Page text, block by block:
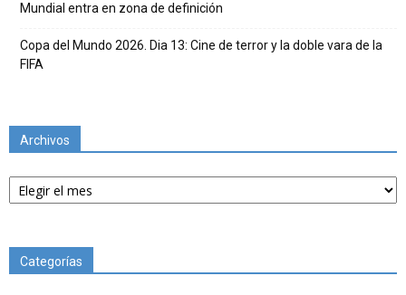
Mundial entra en zona de definición
Copa del Mundo 2026. Dia 13: Cine de terror y la doble vara de la
FIFA
Archivos
Archivos
Categorías